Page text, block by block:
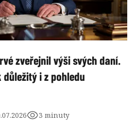
zveřejnil výši svých daní.
i z pohledu
3 minuty